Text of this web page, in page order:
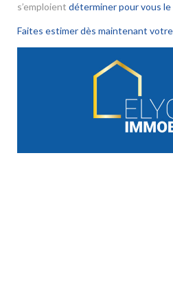
s’emploient déterminer pour vous
Faites estimer dès maintenant